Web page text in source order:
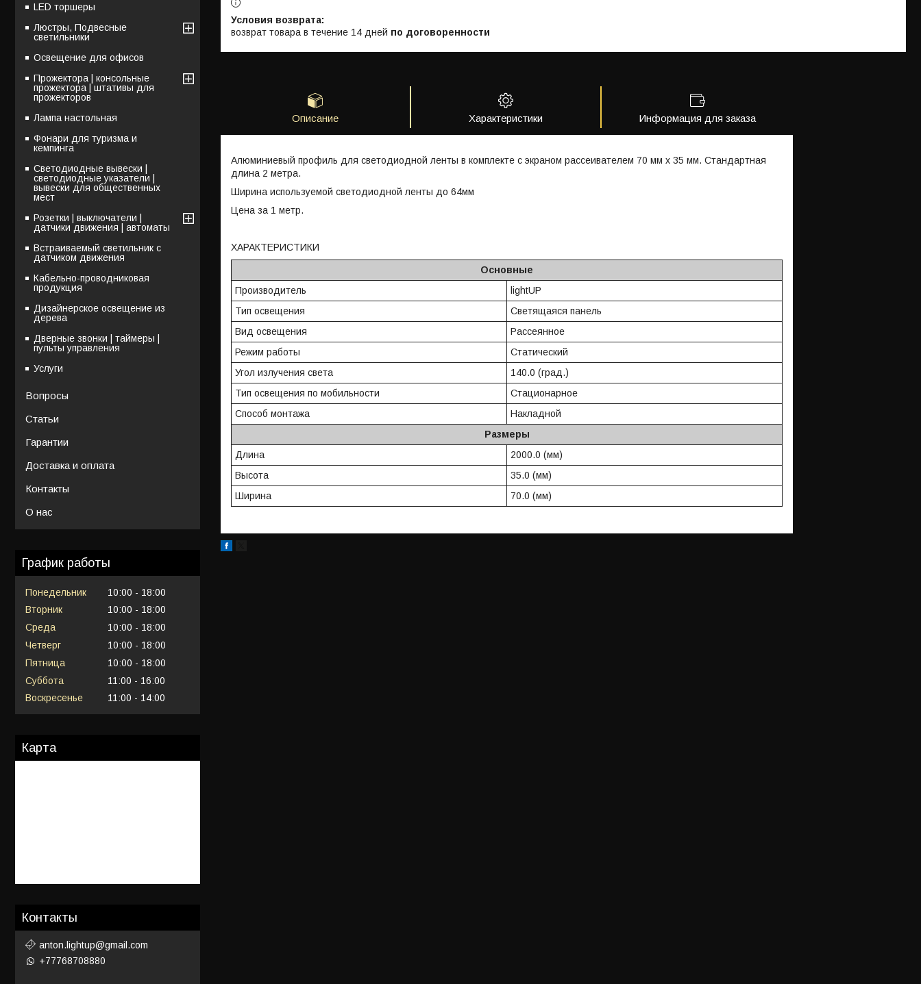
возврат товара в течение 14 дней по договоренности
Описание Характеристики Информация для заказа
Алюминиевый профиль для светодиодной ленты в комплекте с экраном рассеивателем 70 мм x 35 мм. Стандартная
длина 2 метра.
Ширина используемой светодиодной ленты до 64мм
Цена за 1 метр.
ХАРАКТЕРИСТИКИ
Основные
Производитель
lightUP
Тип освещения
Светящаяся панель
Вид освещения
Рассеянное
Режим работы
Статический
Угол излучения света
140.0 (град.)
Тип освещения по мобильности
Стационарное
Способ монтажа
Накладной
Размеры
Длина
2000.0 (мм)
Высота
35.0 (мм)
Ширина
70.0 (мм)
LED торшеры
Люстры, Подвесные
светильники
Освещение для офисов
Прожектора | консольные
прожектора | штативы для
прожекторов
Лампа настольная
Фонари для туризма и
кемпинга
Светодиодные вывески |
светодиодные указатели |
вывески для общественных
мест
Розетки | выключатели |
датчики движения | автоматы
Встраиваемый светильник с
датчиком движения
Кабельно-проводниковая
продукция
Дизайнерское освещение из
дерева
Дверные звонки | таймеры |
пульты управления
Услуги
Вопросы
Статьи
Гарантии
Доставка и оплата
Контакты
О нас
График работы
Понедельник 10:00
18:00
Вторник
10:00
18:00
Среда
10:00
18:00
Четверг
10:00
18:00
Пятница
10:00
18:00
Суббота
11:00
16:00
Воскресенье
11:00 14:00
Карта
Контакты
anton.lightup@gmail.com
+77768708880